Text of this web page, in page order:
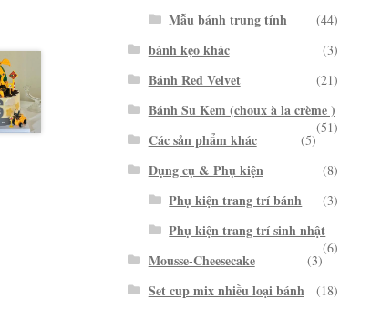
Mẫu bánh trung tính (44)
bánh kẹo khác (3)
Bánh Red Velvet (21)
Bánh Su Kem (choux à la crème )
(51)
Các sản phẩm khác (5)
Dụng cụ & Phụ kiện (8)
Phụ kiện trang trí bánh (3)
Phụ kiện trang trí sinh nhật
(6)
Mousse-Cheesecake (3)
Set cup mix nhiều loại bánh (18)